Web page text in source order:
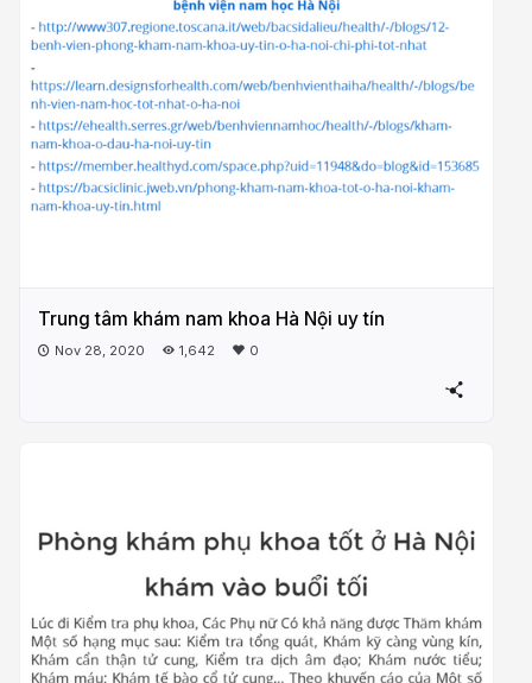
Trung tâm khám nam khoa Hà Nội uy tín
Nov 28, 2020 1,642 0